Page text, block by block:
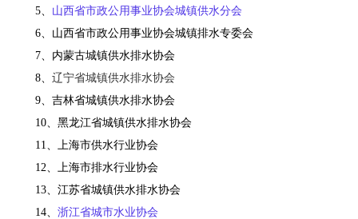
5、 山西省市政公用事业协会城镇供水分会
6、山西省市政公用事业协会城镇排水专委会
7、内蒙古城镇供水排水协会
8、 辽宁省城镇供水排水协会
9、吉林省城镇供水排水协会
10、黑龙江省城镇供水排水协会
11、上海市供水行业协会
12、上海市排水行业协会
13、江苏省城镇供水排水协会
14、 浙江省城市水业协会